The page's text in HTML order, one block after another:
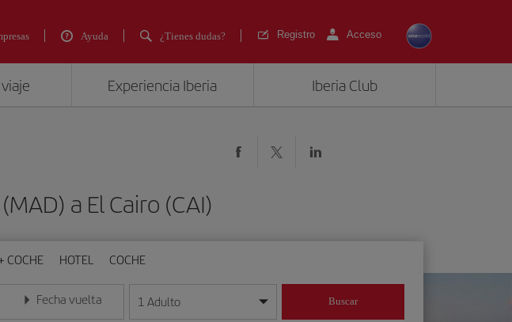
Ayuda ¿Tienes dudas? Registro Acceso
Experiencia Iberia Iberia Club
a El Cairo (CAI)
COCHE HOTEL COCHE
en formato día/mes/año
Fecha vuelta
Introduce la fecha en formato día/mes/año
1 Adulto Buscar